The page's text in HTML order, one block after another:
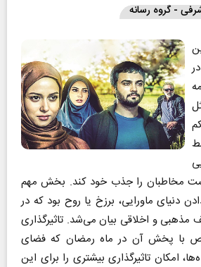
- گروه رسانه
مخاطبان را جذب خود کند. بخش مهم
دنیای ماورایی، برزخ یا روح بود که در
مذهبی و اخلاقی بیان می‌شد. تاثیرگذاری
با پخش آن در ماه رمضان که فضای
امکان تاثیرگذاری بیشتری را برای این